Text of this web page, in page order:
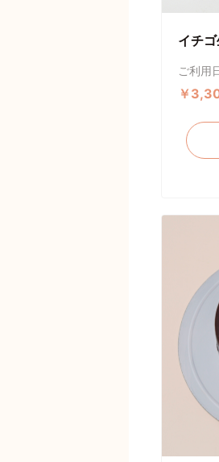
イチ
ご利用
￥